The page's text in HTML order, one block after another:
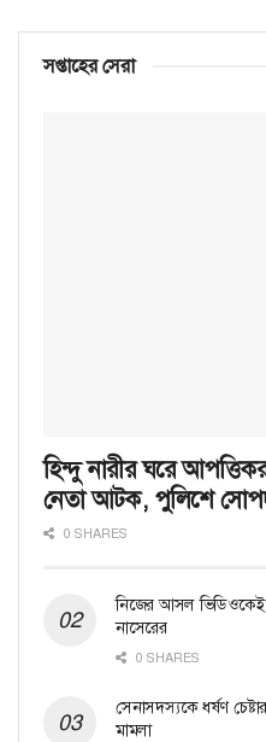
সপ্তাহের সেরা
হিন্দু নারীর ঘরে
নেতা আটক, পুলিশে
0 SHARES
নিজের আসল ভিডিওকেই
নাসেরের
0 SHARES
সেনাসদস্যকে ধর্ষণ
মামলা